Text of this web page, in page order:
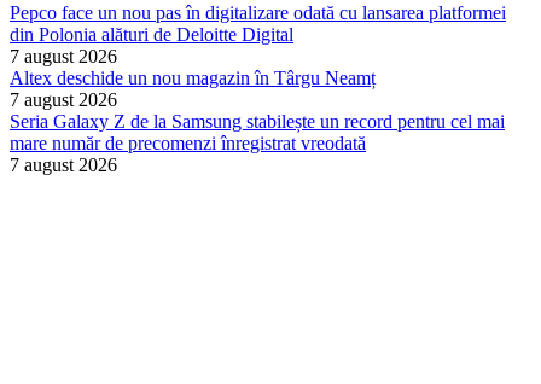
Pepco face un nou pas în digitalizare odată cu lansarea platformei
din Polonia alături de Deloitte Digital
7 august 2026
Altex deschide un nou magazin în Târgu Neamț
7 august 2026
Seria Galaxy Z de la Samsung stabilește un record pentru cel mai
mare număr de precomenzi înregistrat vreodată
7 august 2026